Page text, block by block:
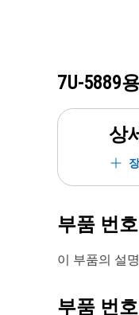
7U-5889
상
부품 번호
이 부품의 설
부품 번호